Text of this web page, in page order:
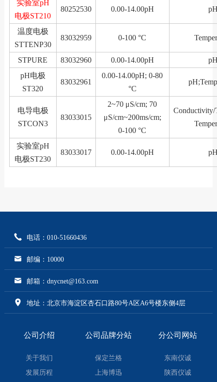
实验室pH
电极ST210
80252530 0.00-14.00pH
温度电极
STTENP30
83032959 0-100 °C
STPURE 83032960 0.00-14.00pH
pH电极
ST320
83032961
0.00-14.00pH; 0-80
°C
电导电极
STCON3
83033015
2~70 μS/cm; 70
μS/cm~200ms/cm;
0-100 °C
实验室pH
电极ST230
83033017 0.00-14.00pH
电话：010-51660436
邮编：10000
邮箱：dnycnet@163.com
地址：北京市海淀区杏石口路80号A区A6号楼东侧4层
公司介绍
关于我们
发展历程
公司品牌分站
保定兰格
上海博迅
分公司网站
东南仪诚
陕西仪诚